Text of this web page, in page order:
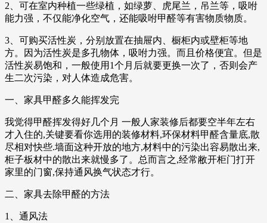
2、可在室内种植一些绿植，如绿萝、虎尾兰，吊兰等，吸咐
能力强，不仅能净化空气，还能吸咐甲醛等有害物质物质。
3、可购买活性炭，分别放置在抽屉内、橱柜内或壁柜等地
方。因为活性炭是多孔物体，吸咐力强。而且价格便宜。但是
活性炭易饱和，一般使用1个月后就要更换一次了，否则会产
生二次污染，对人体造成危害。
一、家具甲醛多久能挥发完
我觉得甲醛挥发得好几个月 一般人家装修后都要空半年左右
才入住的,关键要看你选用的装修材料,环保材料甲醛含量底,散
尽相对快些.墙面这种开放的地方,材料中的污染出容易散出来,
柜子板材中的散出来就慢多了。总而言之,经常敝开柜门打开
家里的门窗,保持通风换气状态才行。
二、家具去除甲醛的方法
1、通风法